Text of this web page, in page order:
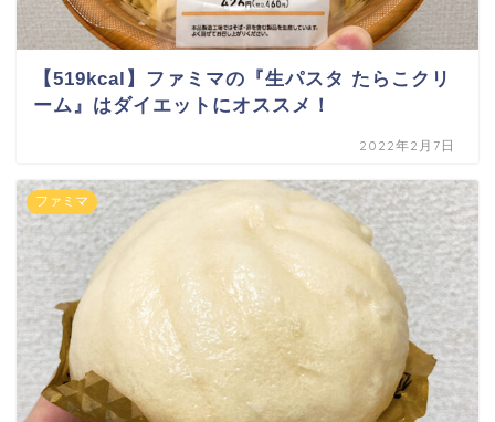
【519kcal】ファミマの『生パスタ たらこクリ
ーム』はダイエットにオススメ！
2022年2月7日
ファミマ